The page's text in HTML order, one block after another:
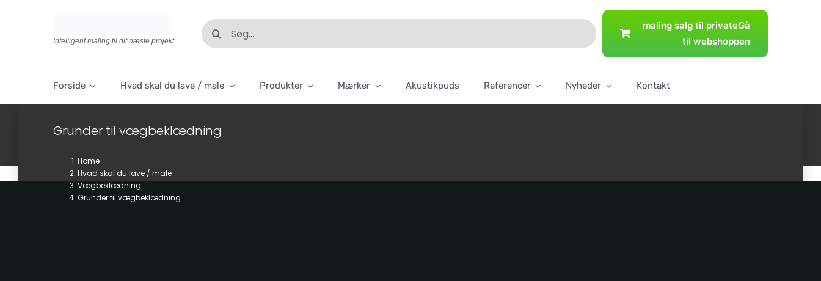
Intelligent maling til dit næste projekt
Søg
efter:
maling salg til privateGå
til webshoppen
Forside Hvad skal du lave / male Produkter Mærker Akustikpuds Referencer Nyheder Kontakt
Grunder til vægbeklædning
Home
Hvad skal du lave / male
Vægbeklædning
Grunder til vægbeklædning